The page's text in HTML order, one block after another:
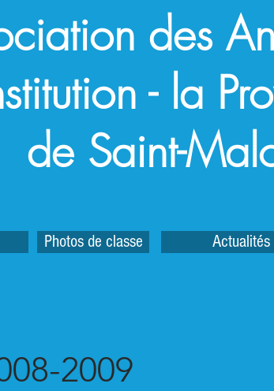
des
- la
de Saint-
Photos de classe Actualités
2009